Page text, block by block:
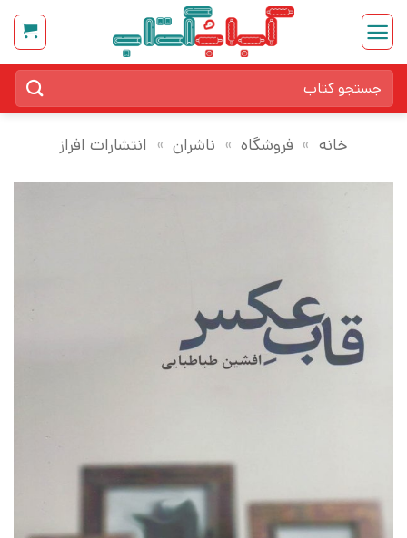
Skip
content
برای:
خانه » فروشگاه » ناشران » انتشارات افراز